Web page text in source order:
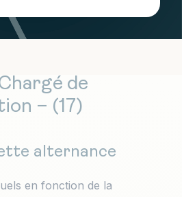
de
– (17)
alternance
en fonction de la